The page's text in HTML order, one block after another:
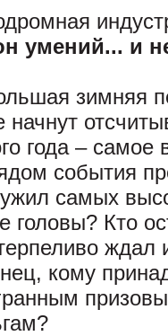
умений... и
зимняя
начнут
года – самое
события
самых
головы? Кто
ждал
кому